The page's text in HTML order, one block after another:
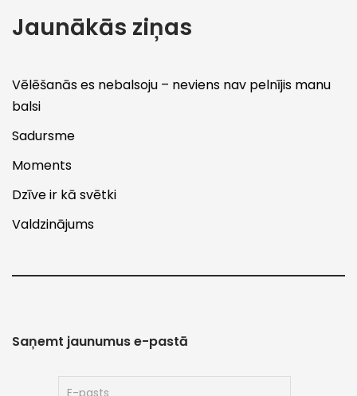
Jaunākās ziņas
Vēlēšanās es nebalsoju – neviens nav pelnījis manu
balsi
Sadursme
Moments
Dzīve ir kā svētki
Valdzinājums
Saņemt jaunumus e-pastā